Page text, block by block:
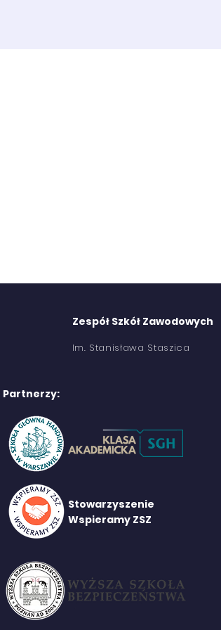
Zespół Szkół Zawodowych
Im. Stanisława Staszica
Partnerzy:
Stowarzyszenie
Wspieramy ZSZ